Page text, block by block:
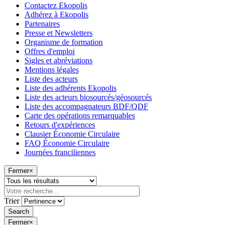
Contactez Ekopolis
Adhérez à Ekopolis
Partenaires
Presse et Newsletters
Organisme de formation
Offres d'emploi
Sigles et abréviations
Mentions légales
Liste des acteurs
Liste des adhérents Ekopolis
Liste des acteurs biosourcés/géosourcés
Liste des accompagnateurs BDF/QDF
Carte des opérations remarquables
Retours d'expériences
Clausier Économie Circulaire
FAQ Économie Circulaire
Journées franciliennes
Fermer×
Trier
Fermer×